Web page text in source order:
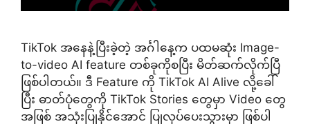
TikTok အနေနဲ့ပြီးခဲ့တဲ့ အင်္ဂါနေ့က ပထမဆုံး Image-
to-video AI feature တစ်ခုကိုစပြီး မိတ်ဆက်လိုက်ပြီ
ဖြစ်ပါတယ်။ ဒီ Feature ကို TikTok AI Alive လို့ခေါ်
ပြီး ဓာတ်ပုံတွေကို TikTok Stories တွေမှာ Video တွေ
အဖြစ် အသုံးပြုနိုင်အောင် ပြုလုပ်ပေးသွားမှာ ဖြစ်ပါ